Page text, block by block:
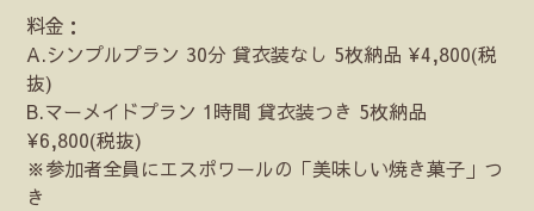
料金：
A.シンプルプラン 30分 貸衣装なし 5枚納品 ¥4,800(税
抜)
B.マーメイドプラン 1時間 貸衣装つき 5枚納品
¥6,800(税抜)
※参加者全員にエスポワールの「美味しい焼き菓子」つ
き